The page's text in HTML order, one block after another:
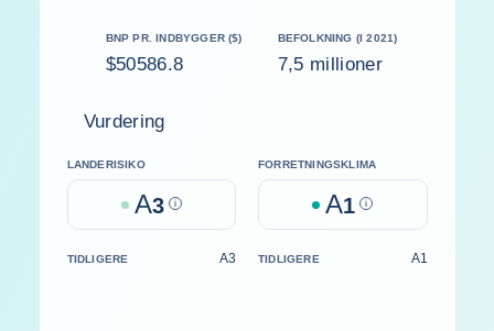
BNP PR. INDBYGGER ($)
$50586.8
BEFOLKNING (I 2021)
7,5 millioner
Vurdering
LANDERISIKO
A3 Help
FORRETNINGSKLIMA
A1 Help
TIDLIGERE A3 TIDLIGERE A1